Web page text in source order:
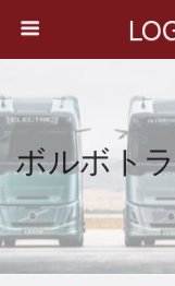
ボルボト